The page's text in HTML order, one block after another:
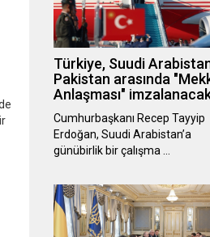
Türkiye, Suudi
Pakistan arasında
Anlaşması"
Cumhurbaşkanı Recep Tayyip
Erdoğan, Suudi Arabistan’a
günübirlik bir çalışma …